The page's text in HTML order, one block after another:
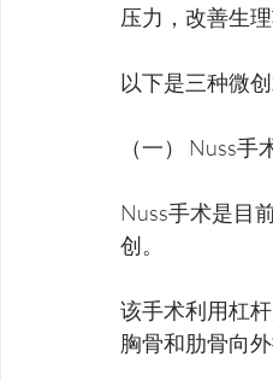
压力，改善生
以下是三种微
（一） Nuss手
Nuss手术是目
创。
该手术利用杠
胸骨和肋骨向外